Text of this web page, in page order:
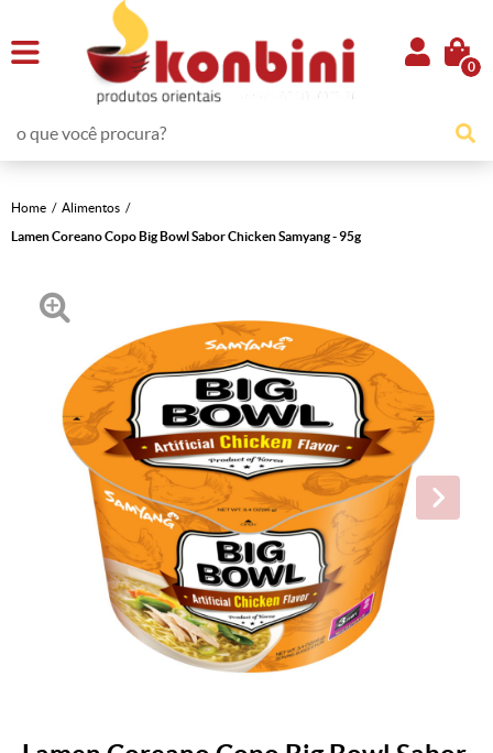
0
Home
Alimentos
Lamen Coreano Copo Big Bowl Sabor Chicken Samyang - 95g